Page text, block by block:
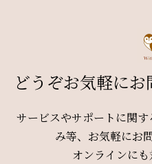
どうぞお気軽に
サービスやサポートに関
み等、お気軽にお
オンラインにも